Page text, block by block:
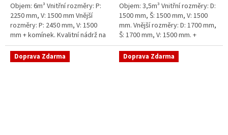
Objem: 6m³ Vnitřní rozměry: P:
2250 mm, V: 1500 mm Vnější
rozměry: P: 2450 mm, V: 1500
mm + komínek. Kvalitní nádrž na
pitnou vodu pod parkovací
stání. Průměr a umístění všech...
Objem: 3,5m³ Vnitřní rozměry: D:
1500 mm, Š: 1500 mm, V: 1500
mm. Vnější rozměry: D: 1700 mm,
Š: 1700 mm, V: 1500 mm. +
komínek Kvalitní nádrž na pitnou
vodu pod parkovací...
Doprava Zdarma Doprava Zdarma